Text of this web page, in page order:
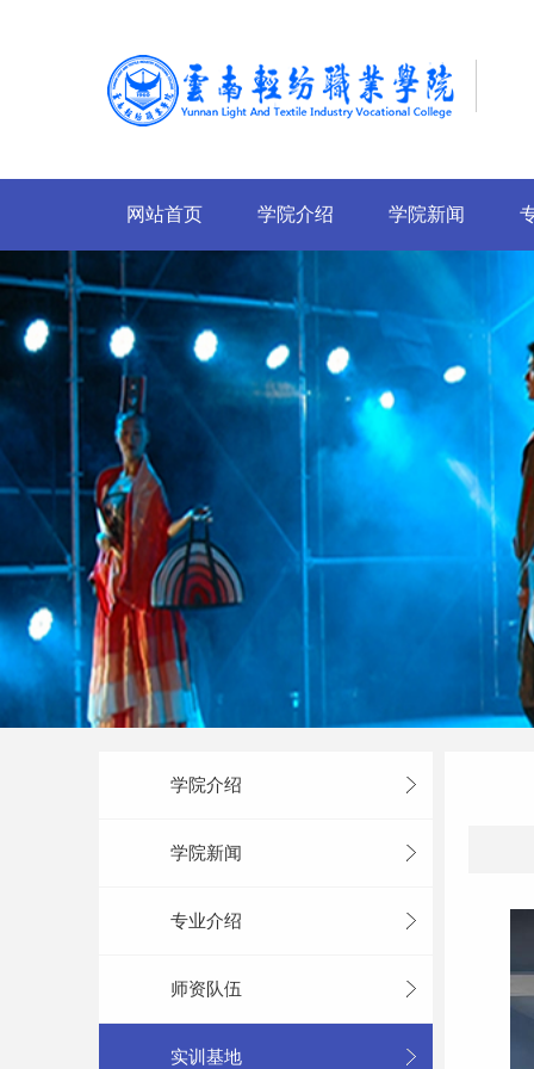
网站首页 学院介绍 学院新闻
学院介绍
学院新闻
专业介绍
师资队伍
实训基地